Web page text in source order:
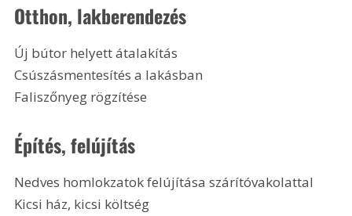
Otthon, lakberendezés
Új bútor helyett átalakítás
Csúszásmentesítés a lakásban
Faliszőnyeg rögzítése
Építés, felújítás
Nedves homlokzatok felújítása szárítóvakolattal
Kicsi ház, kicsi költség